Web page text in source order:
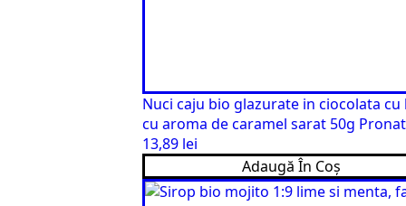
Nuci caju bio glazurate in ciocolata cu
cu aroma de caramel sarat 50g Pronat
13,89 lei
Adaugă În Coș